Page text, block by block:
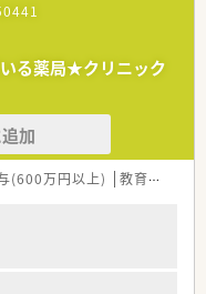
で結婚などライフスタイ
れる薬剤師の経験を積む
く、業務にしっかりと向き
いる店舗もございます。
す。
グループの株を購入すると
いる薬局★クリニック
加
(600万円以上) 教育制度あり